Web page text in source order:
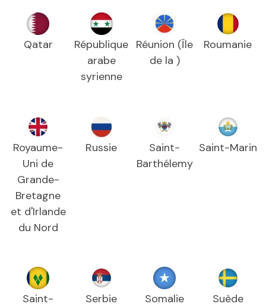
Qatar
République
arabe
syrienne
Réunion (Île
de la )
Roumanie
Royaume-
Uni de
Grande-
Bretagne
et d'Irlande
du Nord
Russie
Saint-
Barthélemy
Saint-Marin
Saint-
Serbie Somalie Suède